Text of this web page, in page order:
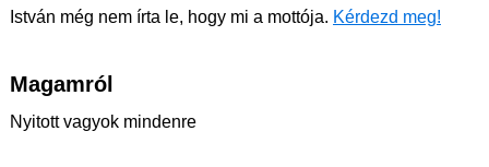
István még nem írta le, hogy mi a mottója. Kérdezd meg!
Magamról
Nyitott vagyok mindenre